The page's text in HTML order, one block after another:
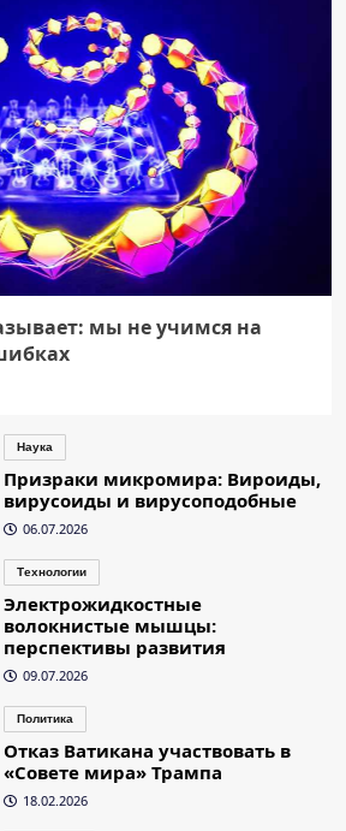
мы не учимся на
Наука
Призраки микромира: Вироиды,
вирусоиды и вирусоподобные
06.07.2026
Технологии
Электрожидкостные
волокнистые мышцы:
перспективы развития
09.07.2026
Политика
Отказ Ватикана участвовать в
«Совете мира» Трампа
18.02.2026